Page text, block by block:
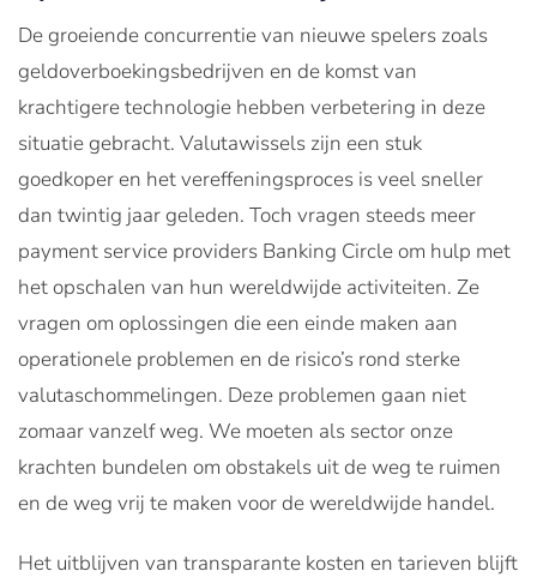
De groeiende concurrentie van nieuwe spelers zoals
geldoverboekingsbedrijven en de komst van
krachtigere technologie hebben verbetering in deze
situatie gebracht. Valutawissels zijn een stuk
goedkoper en het vereffeningsproces is veel sneller
dan twintig jaar geleden. Toch vragen steeds meer
payment service providers Banking Circle om hulp met
het opschalen van hun wereldwijde activiteiten. Ze
vragen om oplossingen die een einde maken aan
operationele problemen en de risico’s rond sterke
valutaschommelingen. Deze problemen gaan niet
zomaar vanzelf weg. We moeten als sector onze
krachten bundelen om obstakels uit de weg te ruimen
en de weg vrij te maken voor de wereldwijde handel.
Het uitblijven van transparante kosten en tarieven blijft